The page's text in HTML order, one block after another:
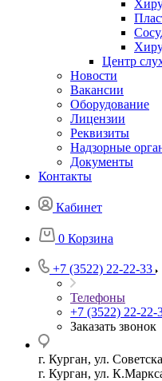
Центр
Новости
Вакансии
Оборудование
Лицензии
Реквизиты
Надзорные
Документы
Контакты
Кабинет
0 Корзина
+7 (3522) 22-22-33
Телефоны
+7 (3522) 22-22-
Заказать звонок
г. Курган, ул.
г. Курган, ул.